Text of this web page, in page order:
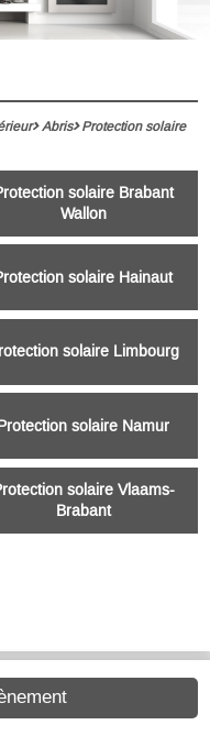
Abris Protection solaire
solaire Brabant
Wallon
solaire Hainaut
solaire Limbourg
solaire Namur
solaire Vlaams-
Brabant